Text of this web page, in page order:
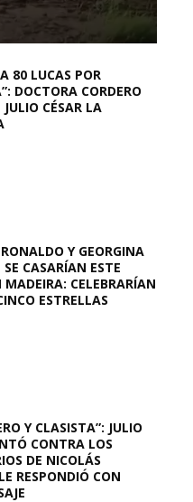
80 LUCAS POR
DOCTORA CORDERO
CÉSAR LA
Y GEORGINA
SE CASARÍAN ESTE
MADEIRA: CELEBRARÍAN
ESTRELLAS
Y CLASISTA”: JULIO
CONTRA LOS
DE NICOLÁS
RESPONDIÓ CON